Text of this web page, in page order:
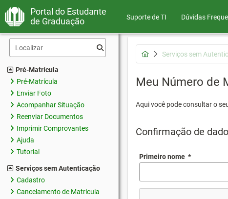
Portal do Estudante
de Graduação
Suporte de TI Dúvidas
Pré-Matrícula
Pré-Matrícula
Enviar Foto
Acompanhar Situação
Reenviar Documentos
Imprimir Comprovantes
Ajuda
Tutorial
Serviços sem Autenticação
Cadastro
Cancelamento de Matrícula
Serviços sem
Meu Número de
Aqui você pode consultar o
Confirmação de
Primeiro nome *